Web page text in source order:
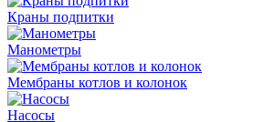
Краны подпитки
Манометры
Мембраны котлов и колонок
Насосы